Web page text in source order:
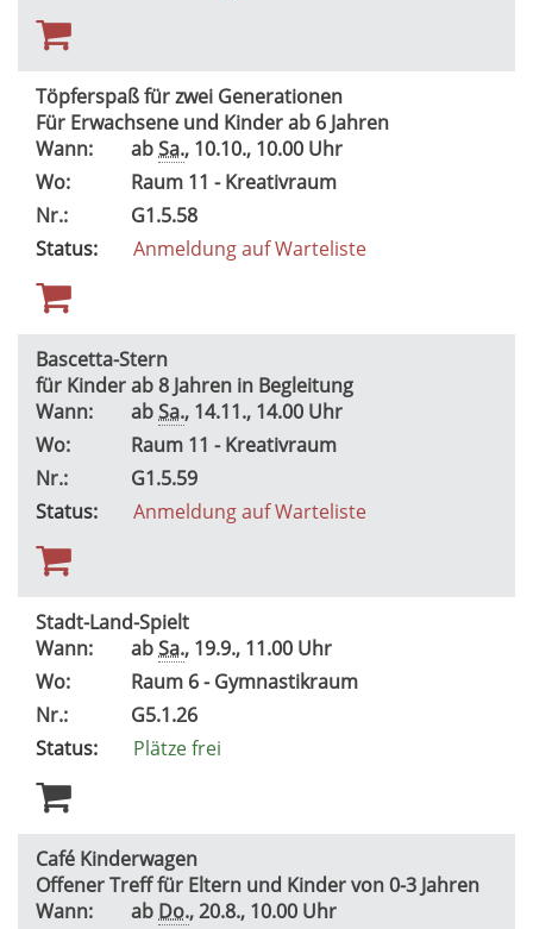
Töpferspaß für zwei Generationen
Für Erwachsene und Kinder ab 6 Jahren
Wann:
abSa., 10.10., 10.00 Uhr
Wo:
Raum 11 - Kreativraum
Nr.:
G1.5.58
Status:
Anmeldung auf Warteliste
Bascetta-Stern
für Kinder ab 8 Jahren in Begleitung
Wann:
abSa., 14.11., 14.00 Uhr
Wo:
Raum 11 - Kreativraum
Nr.:
G1.5.59
Status:
Anmeldung auf Warteliste
Stadt-Land-Spielt
Wann:
abSa., 19.9., 11.00 Uhr
Wo:
Raum 6 - Gymnastikraum
Nr.:
G5.1.26
Status:
Plätze frei
Café Kinderwagen
Offener Treff für Eltern und Kinder von 0-3 Jahren
Wann:
ab Do., 20.8., 10.00 Uhr